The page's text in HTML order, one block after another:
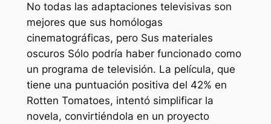
No todas las adaptaciones televisivas son
mejores que sus homólogas
cinematográficas, pero Sus materiales
oscuros Sólo podría haber funcionado como
un programa de televisión. La película, que
tiene una puntuación positiva del 42% en
Rotten Tomatoes, intentó simplificar la
novela, convirtiéndola en un proyecto